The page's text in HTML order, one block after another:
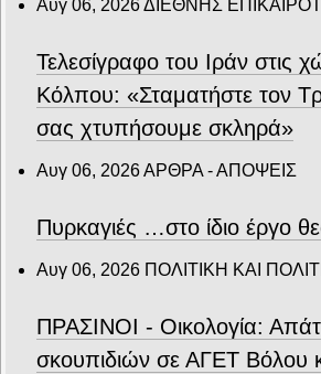
Αυγ 06, 2026ΔΙΕΘΝΗΣ
Τελεσίγραφο του Ιράν στις
Κόλπου: «Σταματήστε τον
σας χτυπήσουμε σκληρά»
Αυγ 06, 2026ΑΡΘΡΑ - ΑΠΟΨΕΙΣ
Πυρκαγιές …στο ίδιο έργο
Αυγ 06, 2026 ΠΟΛΙΤΙΚΗ ΚΑΙ
ΠΡΑΣΙΝΟΙ - Οικολογία:
σκουπιδιών σε ΑΓΕΤ Βόλου